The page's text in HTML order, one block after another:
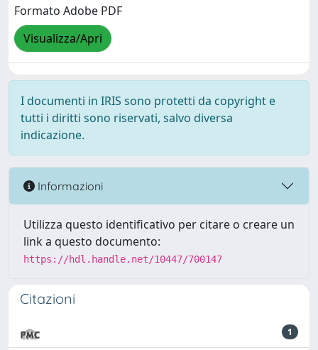
Formato Adobe PDF
Visualizza/Apri
I documenti in IRIS sono protetti da copyright e
tutti i diritti sono riservati, salvo diversa
indicazione.
Informazioni
Utilizza questo identificativo per citare o creare un
link a questo documento:
https://hdl.handle.net/10447/700147
Citazioni
1